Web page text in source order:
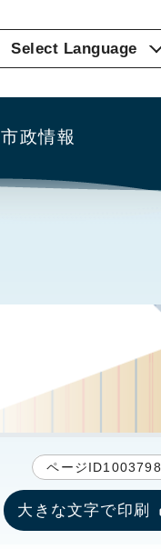
Select Language
市政情報
ページID1003798
大きな文字で印刷